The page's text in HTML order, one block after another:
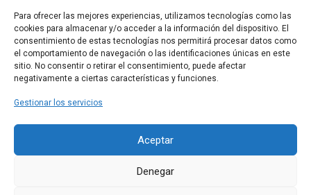
Para ofrecer las mejores experiencias, utilizamos tecnologías como las
cookies para almacenar y/o acceder a la información del dispositivo. El
consentimiento de estas tecnologías nos permitirá procesar datos como
el comportamiento de navegación o las identificaciones únicas en este
sitio. No consentir o retirar el consentimiento, puede afectar
negativamente a ciertas características y funciones.
Gestionar los servicios
Aceptar
Denegar
Guía ecommerce
Todo sobre ERP
Nota legal, política de cookies y condiciones de uso